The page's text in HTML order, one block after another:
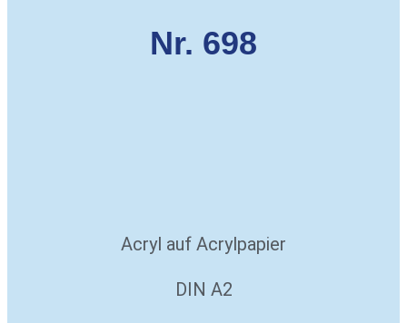
Nr. 698
Acryl auf Acrylpapier
DIN A2